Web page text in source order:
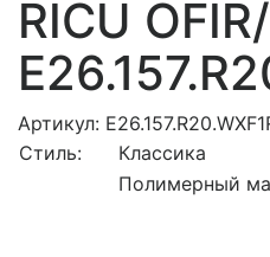
RICU
Артикул:
Стиль:
Классика
Полимерный